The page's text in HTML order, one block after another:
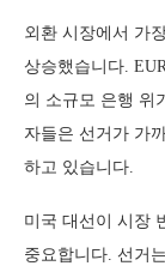
외환 시장에서 가
상승했습니다.
의 소규모 은행 위
자들은 선거가 가
하고 있습니다.
미국 대선이 시장
중요합니다. 선거